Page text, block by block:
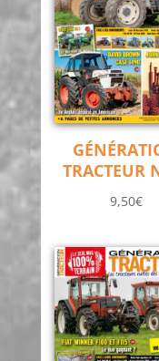
TRACTEUR
9,50€